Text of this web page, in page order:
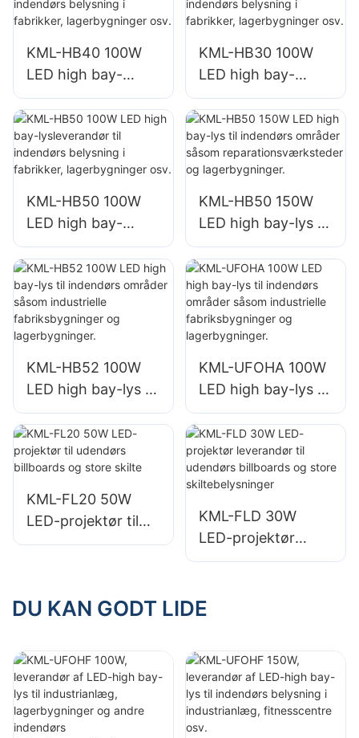
LED-projektørlys
LED-projektørlys
KML-HB40 100W
LED high bay-
lysleverandør til
indendørs
belysning i
fabrikker,
KML-HB30 100W
LED high bay-
lysleverandør til
indendørs
belysning i
fabrikker,
KML-HB50 100W
LED high bay-
lysleverandør til
indendørs
belysning i
fabrikker,
lagerbygninger osv.
KML-HB50 150W
LED high bay-lys til
indendørs områder
såsom
reparationsværkste
der og
lagerbygninger.
KML-HB52 100W
LED high bay-lys til
indendørs områder
såsom industrielle
fabriksbygninger
og lagerbygninger.
KML-UFOHA 100W
LED high bay-lys til
indendørs områder
såsom industrielle
fabriksbygninger
og lagerbygninger.
KML-FL20 50W
LED-projektør til
udendørs billboards
KML-FLD 30W
LED-projektør
leverandør til
og store
DU KAN GODT LIDE